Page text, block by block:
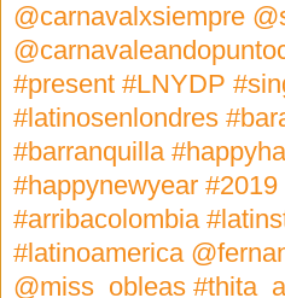
@carnavalxsiempre
#present #LNYDP
#latinosenlondres
#barranquilla
#happynewyear
#arribacolombia
#latinoamerica
@miss_obleas